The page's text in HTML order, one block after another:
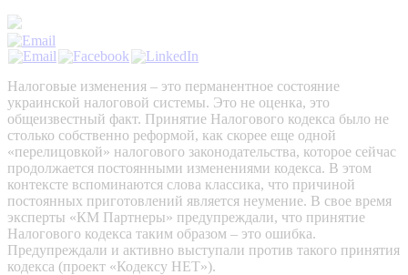
Налоговые изменения – это перманентное состояние
украинской налоговой системы. Это не оценка, это
общеизвестный факт. Принятие Налогового кодекса было не
столько собственно реформой, как скорее еще одной
«перелицовкой» налогового законодательства, которое сейчас
продолжается постоянными изменениями кодекса. В этом
контексте вспоминаются слова классика, что причиной
постоянных приготовлений является неумение. В свое время
эксперты «КМ Партнеры» предупреждали, что принятие
Налогового кодекса таким образом – это ошибка.
Предупреждали и активно выступали против такого принятия
кодекса (проект «Кодексу НЕТ»).